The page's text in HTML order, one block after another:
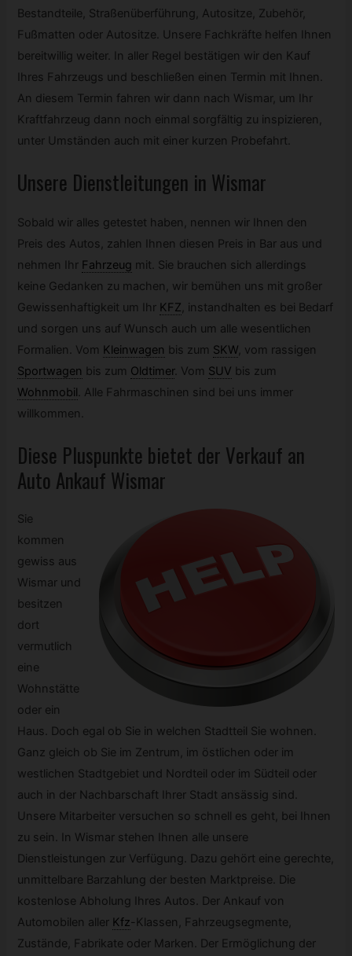
Bestandteile, Straßenüberführung, Autositze, Zubehör,
Fußmatten oder Autositze. Unsere Fachkräfte helfen Ihnen
bereitwillig weiter. In aller Regel bestätigen wir den Kauf
Ihres Fahrzeugs und beschließen einen Termin mit Ihnen.
An diesem Termin fahren wir dann nach Wismar, um Ihr
Kraftfahrzeug dann noch einmal sorgfältig zu inspizieren,
unter Umständen auch mit einer kurzen Probefahrt.
Unsere Dienstleitungen in Wismar
Sobald wir alles getestet haben, nennen wir Ihnen den
Preis des Autos, zahlen Ihnen diesen Preis in Bar aus und
nehmen Ihr Fahrzeug mit. Sie brauchen sich allerdings
keine Gedanken zu machen, wir bemühen uns mit großer
Gewissenhaftigkeit um Ihr KFZ, instandhalten es bei Bedarf
und sorgen uns auf Wunsch auch um alle wesentlichen
Formalien. Vom Kleinwagen bis zum SKW, vom rassigen
Sportwagen bis zum Oldtimer. Vom SUV bis zum
Wohnmobil. Alle Fahrmaschinen sind bei uns immer
willkommen.
Diese Pluspunkte bietet der Verkauf an
Auto Ankauf Wismar
Sie
kommen
gewiss aus
Wismar und
besitzen
dort
vermutlich
eine
Wohnstätte
oder ein
Haus. Doch egal ob Sie in welchen Stadtteil Sie wohnen.
Ganz gleich ob Sie im Zentrum, im östlichen oder im
westlichen Stadtgebiet und Nordteil oder im Südteil oder
auch in der Nachbarschaft Ihrer Stadt ansässig sind.
Unsere Mitarbeiter versuchen so schnell es geht, bei Ihnen
zu sein. In Wismar stehen Ihnen alle unsere
Dienstleistungen zur Verfügung. Dazu gehört eine gerechte,
unmittelbare Barzahlung der besten Marktpreise. Die
kostenlose Abholung Ihres Autos. Der Ankauf von
Automobilen aller Kfz- Klassen, Fahrzeugsegmente,
Zustände, Fabrikate oder Marken. Der Ermöglichung der